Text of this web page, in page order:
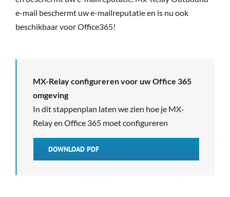
e-mail beschermt uw e-mailreputatie en is nu ook
beschikbaar voor Office365!
MX-Relay configureren voor uw Office 365
omgeving
In dit stappenplan laten we zien hoe je MX-
Relay en Office 365 moet configureren
DOWNLOAD PDF